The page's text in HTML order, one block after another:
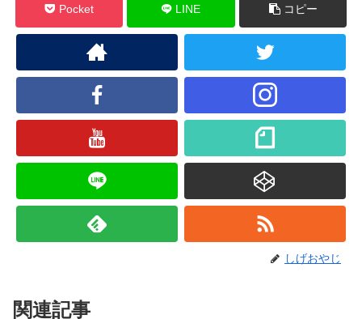
Pocket LINE コピー
しげおやじ
関連記事